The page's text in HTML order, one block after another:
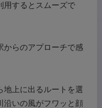
用するとスムーズで
からのアプローチで感
地上に出るルートを選
沿いの風がフワッと顔